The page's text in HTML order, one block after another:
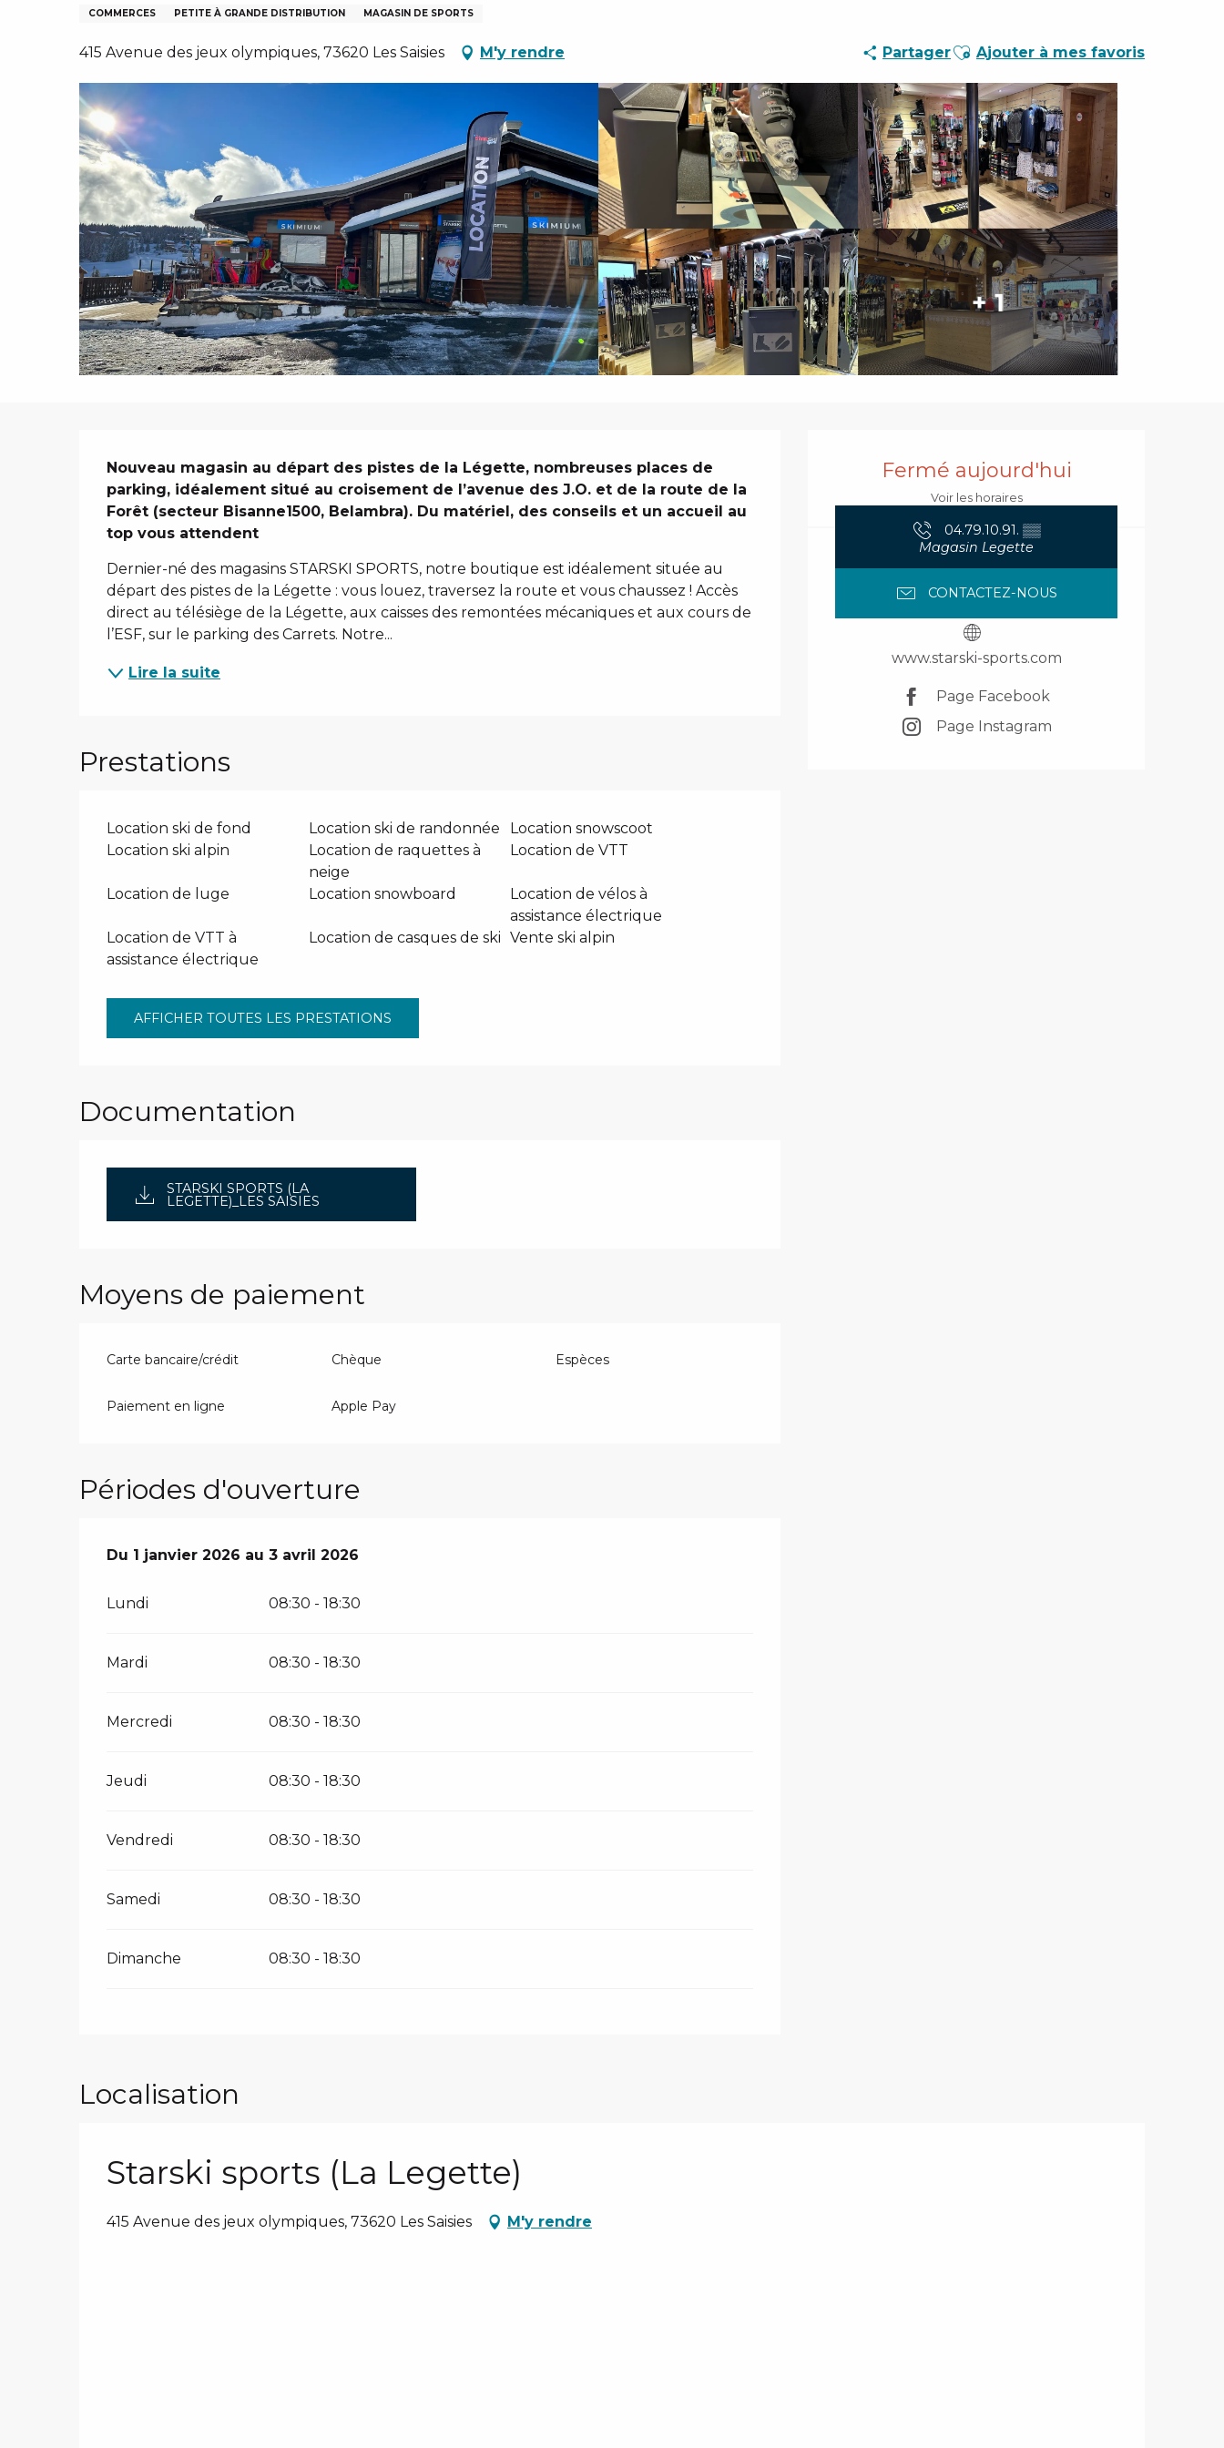
COMMERCES PETITE À GRANDE DISTRIBUTION MAGASIN DE SPORTS
415 Avenue des jeux olympiques, 73620 Les Saisies M'y rendre PartagerAjouter aux favoris
Ajouter à mes favoris
+ 1
Ouverture et
Fermé aujourd'hui
Voir les horaires
04.79.10.91. ▒▒
Magasin Legette
CONTACTEZ-NOUS
www.starski-sports.com
Page Facebook
Page Instagram
Description
Nouveau magasin au départ des pistes de la Légette, nombreuses places de
parking, idéalement situé au croisement de l’avenue des J.O. et de la route de la
Forêt (secteur Bisanne1500, Belambra). Du matériel, des conseils et un accueil au
top vous attendent
Dernier-né des magasins STARSKI SPORTS, notre boutique est idéalement située au
départ des pistes de la Légette : vous louez, traversez la route et vous chaussez ! Accès
direct au télésiège de la Légette, aux caisses des remontées mécaniques et aux cours de
l’ESF, sur le parking des Carrets. Notre...
Lire la suite
Prestations
Location ski de fond Location ski de randonnée
Location snowscoot
Location ski alpin
Location de raquettes à
neige
Location de VTT
Location de luge Location snowboard
Location de vélos à
assistance électrique
Location de VTT à
assistance électrique
Location de casques de ski Vente ski alpin
AFFICHER TOUTES LES PRESTATIONS
Documentation
STARSKI SPORTS (LA
LEGETTE)_LES SAISIES
Moyens de paiement
Carte bancaire/crédit Chèque Espèces
Paiement en ligne Apple Pay
Périodes d'ouverture
Du 1 janvier 2026 au 3 avril 2026
Du 1 janvier 2026 au 3 avril 2026
Lundi 08:30 - 18:30
Mardi 08:30 - 18:30
Mercredi 08:30 - 18:30
Jeudi 08:30 - 18:30
Vendredi 08:30 - 18:30
Samedi 08:30 - 18:30
Dimanche 08:30 - 18:30
Localisation
Starski sports (La Legette)
415 Avenue des jeux olympiques, 73620 Les Saisies M'y rendre